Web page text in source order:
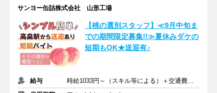
サンヨー缶詰株式会社 山形工場
【桃の選別スタッフ】≪9月中旬ま
での期間限定募集!!≫夏休みダケの
短期もOK★送迎有♪
給与
時給1033円～（スキル等による）＋交通費支給(会社規定あり)